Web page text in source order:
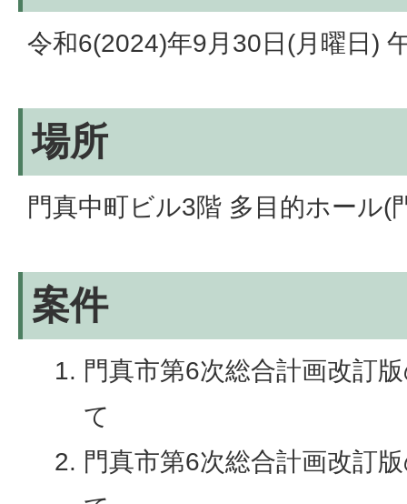
令和6(2024)年9月30日(月曜日)
場所
門真中町ビル3階 多目的ホール(
案件
門真市第6次総合計画改訂
て
門真市第6次総合計画改訂